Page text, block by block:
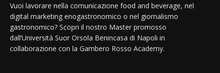
Vuoi lavorare nella comunicazione food and beverage, nel
digital marketing enogastronomico o nel giornalismo
gastronomico? Scopri il nostro Master promosso
dall’Università Suor Orsola Benincasa di Napoli in
collaborazione con la Gambero Rosso Academy.